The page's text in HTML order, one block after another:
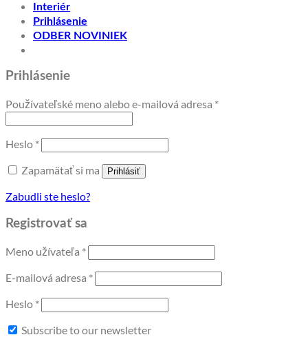
Interiér
Prihlásenie
ODBER NOVINIEK
Prihlásenie
Používateľské meno alebo e-mailová adresa *Povinné
Heslo *Povinné
Zapamätať si ma Prihlásiť
Zabudli ste heslo?
Registrovať sa
Meno užívateľa *Povinné
E-mailová adresa *Povinné
Heslo *Povinné
Subscribe to our newsletter